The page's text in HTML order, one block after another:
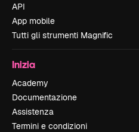
API
App mobile
Tutti gli strumenti Magnific
Inizia
Academy
Documentazione
Assistenza
Termini e condizioni